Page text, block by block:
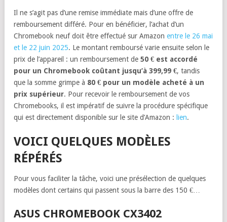
Il ne s’agit pas d’une remise immédiate mais d’une offre de
remboursement différé. Pour en bénéficier, l’achat d’un
Chromebook neuf doit être effectué sur Amazon entre le 26 mai
et le 22 juin 2025. Le montant remboursé varie ensuite selon le
prix de l’appareil : un remboursement de 50 € est accordé
pour un Chromebook coûtant jusqu’à 399,99 €, tandis
que la somme grimpe à 80 € pour un modèle acheté à un
prix supérieur. Pour recevoir le remboursement de vos
Chromebooks, il est impératif de suivre la procédure spécifique
qui est directement disponible sur le site d’Amazon : lien.
VOICI QUELQUES MODÈLES
RÉPÉRÉS
Pour vous faciliter la tâche, voici une présélection de quelques
modèles dont certains qui passent sous la barre des 150 €…
ASUS CHROMEBOOK CX3402